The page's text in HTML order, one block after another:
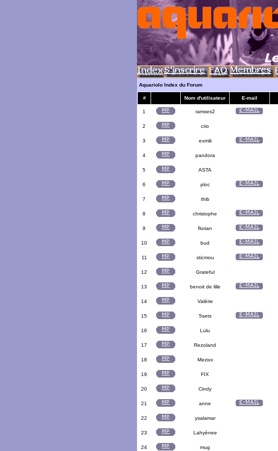
Aquariolo Index du Forum
# Nom d'utilisateur E-mail
1 ramses2
2 crio
3 exmili
4 pandora
5 ASTA
6 ploc
7 thib
8 christophe
9 florian
10 bud
11 sticmou
12 Grateful
13 benoit de lille
14 Valérie
15 5sets
16 Lulu
17 Rezoland
18 Mezixx
19 FIX
20 Cindy
21 anne
22 ysalamar
23 Lahyènee
24 mug